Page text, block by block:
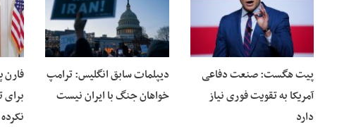
پیت هگست: صنعت دفاعی
آمریکا به تقویت فوری نیاز
دارد
دیپلمات سابق انگلیس:‌ ترامپ
خواهان جنگ با ایران نیست
فارن
برای